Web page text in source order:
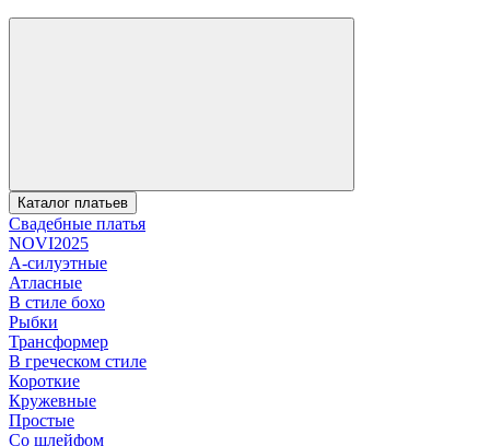
Каталог платьев
Свадебные платья
NOVI2025
А-силуэтные
Атласные
В стиле бохо
Рыбки
Трансформер
В греческом стиле
Короткие
Кружевные
Простые
Со шлейфом